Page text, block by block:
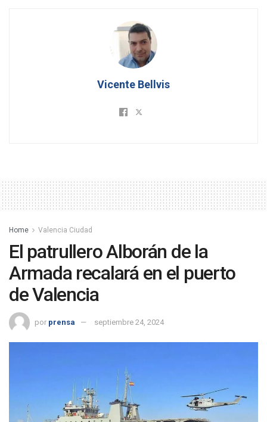
Vicente Bellvis
Home Valencia Ciudad
El patrullero Alborán de la
Armada recalará en el puerto
de Valencia
por prensa septiembre 24, 2024